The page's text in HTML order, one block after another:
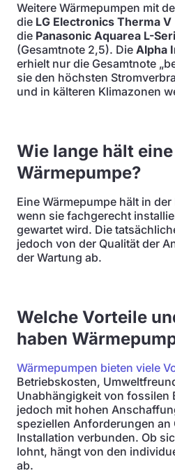
Weitere Wärmepumpen mit
die LG Electronics Therma V
die Panasonic Aquarea L-
(Gesamtnote 2,5). Die Alpha
erhielt nur die Gesamtnote
sie den höchsten
und in kälteren Klimazonen
Wie lange hält eine
Wärmepumpe?
Eine Wärmepumpe hält in der
wenn sie fachgerecht
gewartet wird. Die
jedoch von der Qualität der
der Wartung ab.
Welche Vorteile
haben
Wärmepumpen bieten viele
Betriebskosten,
Unabhängigkeit von fossilen
jedoch mit hohen
speziellen Anforderungen an
Installation verbunden. Ob
lohnt, hängt von den
ab.